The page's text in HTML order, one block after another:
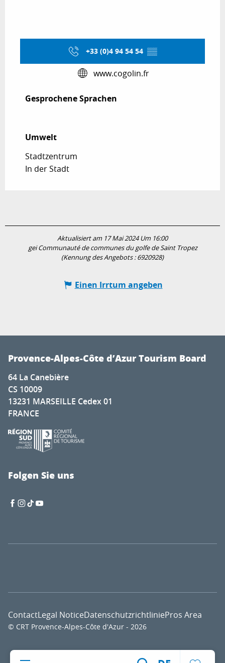
+33 (0)4 94 54 54 ▒▒
www.cogolin.fr
Gesprochene Sprachen
Gesprochene Sprachen
Umwelt
Umwelt
Stadtzentrum
In der Stadt
Aktualisiert am 17 Mai 2024 Um 16:00
gei Communauté de communes du golfe de Saint Tropez
(Kennung des Angebots :6920928)
Einen Irrtum angeben
Provence-Alpes-Côte d’Azur Tourism Board
64 La Canebière
CS 10009
13231 MARSEILLE Cedex 01
FRANCE
Folgen Sie uns
© CRT Provence-Alpes-Côte d'Azur - 2026
ContactLegal NoticeDatenschutzrichtliniePros Area